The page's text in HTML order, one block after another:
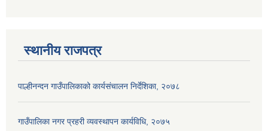
स्थानीय राजपत्र
पाल्हीनन्दन गाउँपालिकाको कार्यसंचालन निर्देशिका, २०७८
गाउँपालिका नगर प्रहरी व्यवस्थापन कार्यविधि, २०७५